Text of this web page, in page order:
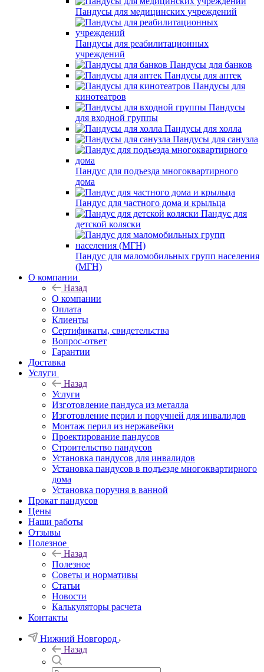
Пандусы для медицинских учреждений
Пандусы для реабилитационных
учреждений
Пандусы для банков
Пандусы для аптек
Пандусы для
кинотеатров
Пандусы
для входной группы
Пандусы для холла
Пандусы для санузла
Пандус для подъезда многоквартирного
дома
Пандус для частного дома и крыльца
Пандус для
детской коляски
Пандус для маломобильных групп населения
(МГН)
О компании
Назад
О компании
Оплата
Клиенты
Сертификаты, свидетельства
Вопрос-ответ
Гарантии
Доставка
Услуги
Назад
Услуги
Изготовление пандуса из металла
Изготовление перил и поручней для инвалидов
Монтаж перил из нержавейки
Проектирование пандусов
Строительство пандусов
Установка пандусов для инвалидов
Установка пандусов в подъезде многоквартирного
дома
Установка поручня в ванной
Прокат пандусов
Цены
Наши работы
Отзывы
Полезное
Назад
Полезное
Советы и нормативы
Статьи
Новости
Калькуляторы расчета
Контакты
Нижний Новгород
Назад